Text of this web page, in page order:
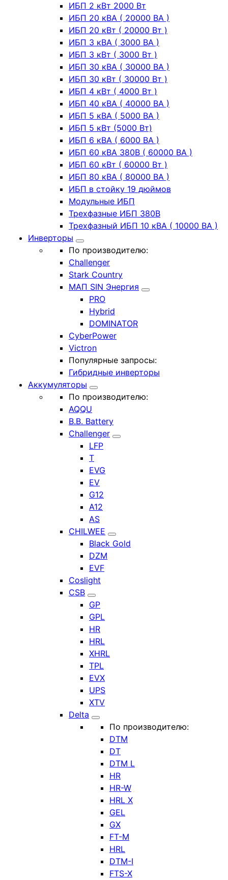
ИБП 2 кВт 2000 Вт
ИБП 20 кВА ( 20000 ВА )
ИБП 20 кВт ( 20000 Вт )
ИБП 3 кВА ( 3000 ВА )
ИБП 3 кВт ( 3000 Вт )
ИБП 30 кВА ( 30000 ВА )
ИБП 30 кВт ( 30000 Вт )
ИБП 4 кВт ( 4000 Вт )
ИБП 40 кВА ( 40000 ВА )
ИБП 5 кВА ( 5000 ВА )
ИБП 5 кВт (5000 Вт)
ИБП 6 кВА ( 6000 ВА )
ИБП 60 кВА 380В ( 60000 ВА )
ИБП 60 кВт ( 60000 Вт )
ИБП 80 кВА ( 80000 ВА )
ИБП в стойку 19 дюймов
Модульные ИБП
Трехфазные ИБП 380В
Трехфазный ИБП 10 кВА ( 10000 ВА )
Инверторы
По производителю:
Challenger
Stark Country
МАП SIN Энергия
PRO
Hybrid
DOMINATOR
CyberPower
Victron
Популярные запросы:
Гибридные инверторы
Аккумуляторы
По производителю:
AQQU
B.B. Battery
Challenger
LFP
T
EVG
EV
G12
A12
AS
CHILWEE
Black Gold
DZM
EVF
Coslight
CSB
GP
GPL
HR
HRL
XHRL
TPL
EVX
UPS
XTV
Delta
По производителю:
DTM
DT
DTM L
HR
HR-W
HRL X
GEL
GX
FT-M
HRL
DTM-I
FTS-X